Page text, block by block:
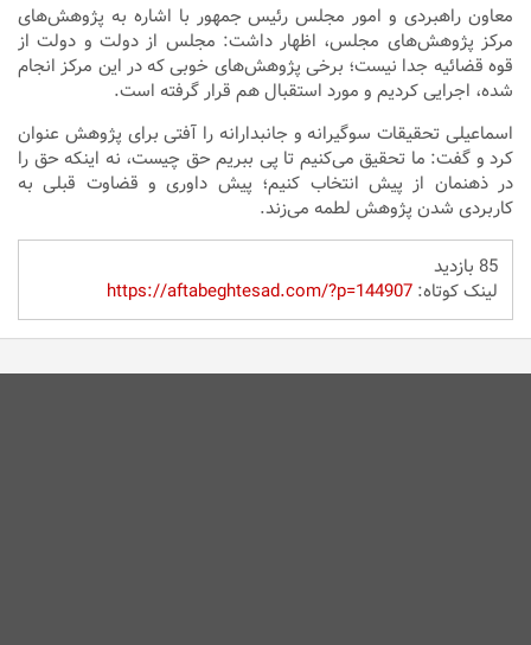
معاون راهبردی و امور مجلس رئیس جمهور با اشاره به پژوهش‌های
مرکز پژوهش‌های مجلس، اظهار داشت: مجلس از دولت و دولت از
قوه قضائیه جدا نیست؛ برخی پژوهش‌های خوبی که در این مرکز انجام
شده، اجرایی کردیم و مورد استقبال هم قرار گرفته است.
اسماعیلی تحقیقاتسوگیرانهوجانبدارانهراآفتیبرای پژوهش عنوان
کرد و گفت: ما تحقیق می‌کنیم تا پی ببریم حق چیست، نه اینکه حق را
در ذهنمان از پیش انتخاب کنیم؛ پیش داوری و قضاوت قبلی به
کاربردی شدن پژوهش لطمه می‌زند.
85 بازدید
لینک کوتاه:https://aftabeghtesad.com/?p=144907